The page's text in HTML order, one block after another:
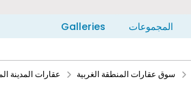
المجموعات Galleries
سوق عقارات المنطقة الغربية عقارات المدينة